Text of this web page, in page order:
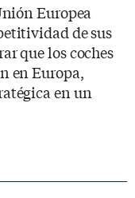
Europea
de sus
que los coches
en Europa,
en un